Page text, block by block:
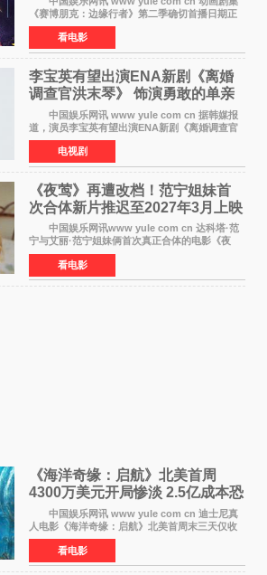
《赛博朋克：边缘行者》第二季确切首播日期正
式敲定——将于10月20日在Netflix全球上线。此
前，Netflix韩国官方账号曾短暂出现这一日期信
息，随后迅
看电影
李宝英有望出演ENA新剧《离婚
调查官洪末琴》 饰演勇敢的单亲
妈妈家事调查官
中国娱乐网讯 www yule com cn 据韩媒报
道，演员李宝英有望出演ENA新剧《离婚调查官
洪末琴》女主角，引发观众期待。 李宝英在
剧中饰演家庭法院家事调查官洪末琴一角——即
使在极限状况
电视剧
《夜莺》再遭改档！范宁姐妹首
次合体新片推迟至2027年3月上映
中国娱乐网讯www yule com cn 达科塔·范
宁与艾丽·范宁姐妹俩首次真正合体的电影《夜
莺》再度改档，从原定的2027年2月12日推迟至
同年3月19日北美上映，片方希望借此利用春假档
期争取更多年轻
看电影
《海洋奇缘：启航》北美首周
4300万美元开局惨淡 2.5亿成本恐
巨亏1亿
中国娱乐网讯 www yule com cn 迪士尼真
人电影《海洋奇缘：启航》北美首周末三天仅收
4300万美元（开画3827馆），中国内地首周票房
仅840万元人民币，全球开画票房约9500万美
元，远低于业内
看电影